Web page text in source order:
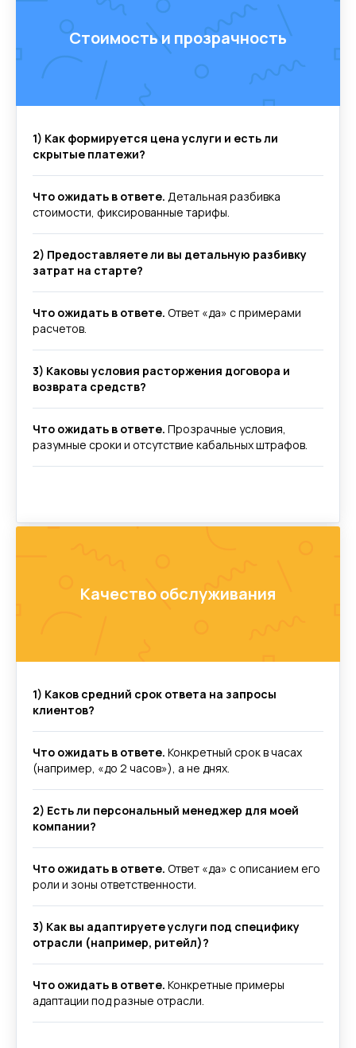
Стоимость и прозрачность
1) Как формируется цена услуги и есть ли
скрытые платежи?
Что ожидать в ответе. Детальная разбивка
стоимости, фиксированные тарифы.
2) Предоставляете ли вы детальную разбивку
затрат на старте?
Что ожидать в ответе. Ответ «да» с примерами
расчетов.
3) Каковы условия расторжения договора и
возврата средств?
Что ожидать в ответе. Прозрачные условия,
разумные сроки и отсутствие кабальных штрафов.
Качество обслуживания
1) Каков средний срок ответа на запросы
клиентов?
Что ожидать в ответе. Конкретный срок в часах
(например, «до 2 часов»), а не днях.
2) Есть ли персональный менеджер для моей
компании?
Что ожидать в ответе. Ответ «да» с описанием его
роли и зоны ответственности.
3) Как вы адаптируете услуги под специфику
отрасли (например, ритейл)?
Что ожидать в ответе. Конкретные примеры
адаптации под разные отрасли.
Аутсорсинг заработной платы
заинтересовать
Среднему бизнесу
Крупному бизнесу